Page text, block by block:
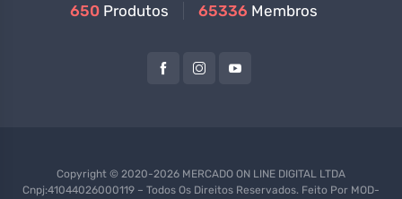
650 Produtos 65336 Membros
Copyright © 2020-2026 MERCADO ON LINE DIGITAL LTDA
Cnpj:41044026000119 – Todos Os Direitos Reservados. Feito Por MOD-